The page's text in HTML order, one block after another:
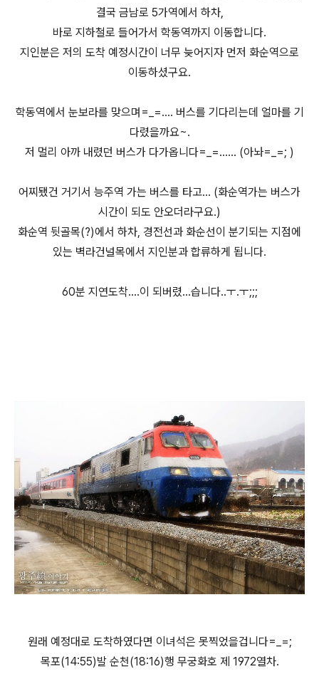
결국 금남로 5가역에서 하차,
바로 지하철로 들어가서 학동역까지 이동합니다.
지인분은 저의 도착 예정시간이 너무 늦어지자 먼저 화순역으로
이동하셨구요.
학동역에서 눈보라를 맞으며=_=.... 버스를 기다리는데 얼마를 기
다렸을까요~.
저 멀리 아까 내렸던 버스가 다가옵니다=_=...... (아놔=_=; )
어찌됐건 거기서 능주역 가는 버스를 타고... (화순역가는 버스가
시간이 되도 안오더라구요.)
화순역 뒷골목(?)에서 하차, 경전선과 화순선이 분기되는 지점에
있는 벽라건널목에서 지인분과 합류하게 됩니다.
60분 지연도착....이 되버렸...습니다..ㅜ.ㅜ;;;
원래 예정대로 도착하였다면 이녀석은 못찍었을겁니다=_=;
목포(14:55)발 순천(18:16)행 무궁화호 제 1972열차.